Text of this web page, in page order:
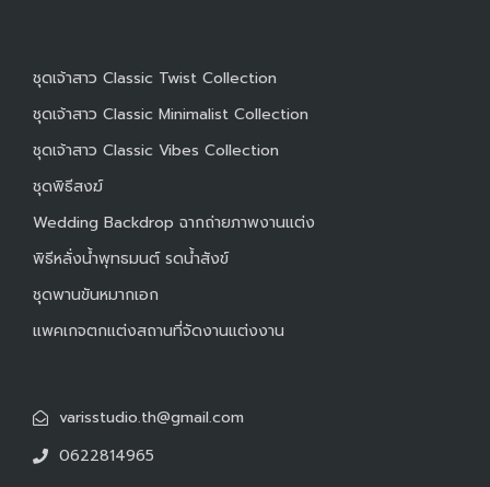
ชุดเจ้าสาว Classic Twist Collection
ชุดเจ้าสาว Classic Minimalist Collection
ชุดเจ้าสาว Classic Vibes Collection
ชุดพิธีสงฆ์
Wedding Backdrop ฉากถ่ายภาพงานแต่ง
พิธีหลั่งน้ำพุทธมนต์ รดน้ำสังข์
ชุดพานขันหมากเอก
แพคเกจตกแต่งสถานที่จัดงานแต่งงาน
varisstudio.th@gmail.com
0622814965